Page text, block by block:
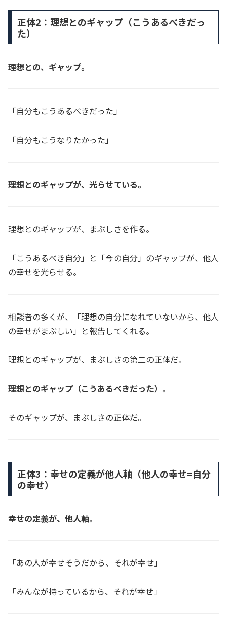
正体2：理想とのギャップ（こうあるべきだっ
た）
理想との、ギャップ。
「自分もこうあるべきだった」
「自分もこうなりたかった」
理想とのギャップが、光らせている。
理想とのギャップが、まぶしさを作る。
「こうあるべき自分」と「今の自分」のギャップが、他人
の幸せを光らせる。
相談者の多くが、「理想の自分になれていないから、他人
の幸せがまぶしい」と報告してくれる。
理想とのギャップが、まぶしさの第二の正体だ。
理想とのギャップ（こうあるべきだった）。
そのギャップが、まぶしさの正体だ。
正体3：幸せの定義が他人軸（他人の幸せ=自分
の幸せ）
幸せの定義が、他人軸。
「あの人が幸せそうだから、それが幸せ」
「みんなが持っているから、それが幸せ」